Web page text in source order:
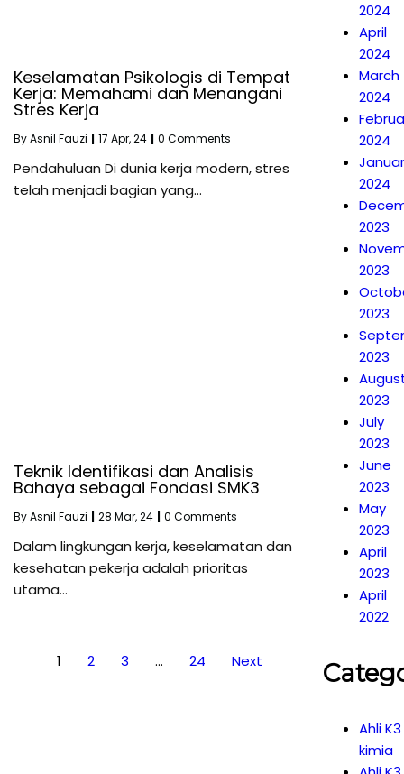
Keselamatan Psikologis di Tempat
Kerja: Memahami dan Menangani
Stres Kerja
ByAsnil Fauzi 17 Apr, 24 0 Comments
Pendahuluan Di dunia kerja modern, stres
telah menjadi bagian yang…
Teknik Identifikasi dan Analisis
Bahaya sebagai Fondasi SMK3
ByAsnil Fauzi | 28 Mar, 24 | 0 Comments
Dalam lingkungan kerja, keselamatan dan
kesehatan pekerja adalah prioritas
utama…
1 2 3 … 24 Next
2024
April
2024
March
2024
2024
2024
2023
2023
2023
2023
2023
July
2023
June
2023
May
2023
April
2023
April
2022
Ahli K3
kimia